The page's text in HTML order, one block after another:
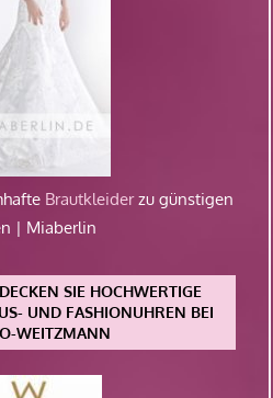
Brautkleiderzu günstigen
| Miaberlin
SIE HOCHWERTIGE
UND FASHIONUHREN BEI
WEITZMANN